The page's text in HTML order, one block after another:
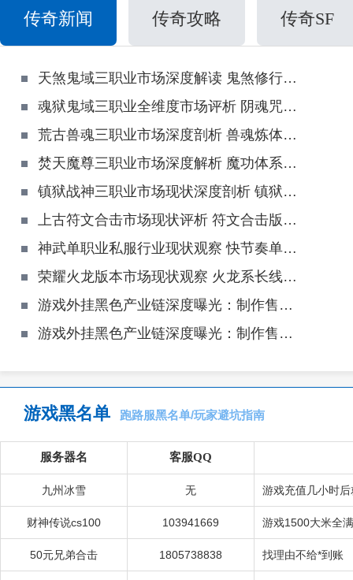
传奇新闻 传奇攻略 传奇SF
天煞鬼域三职业市场深度解读 鬼煞修行与鬼域势力乱象全景剖析
魂狱鬼域三职业全维度市场评析 阴魂咒元功法与私服行业乱象深度盘点
荒古兽魂三职业市场深度剖析 兽魂炼体功法与私服市场各类乱象全盘点
焚天魔尊三职业市场深度解析 魔功体系与行业发展现状全面解读
镇狱战神三职业市场现状深度剖析 镇狱神力玩法与行业现存痛点解读
上古符文合击市场现状评析 符文合击版本走势与游玩现存问题
神武单职业私服行业现状观察 快节奏单职业版本发展趋势与现存游玩问题
荣耀火龙版本市场现状观察 火龙系长线版本的优势与运营隐患
游戏外挂黑色产业链深度曝光：制作售卖、引流分销、服务器危害、玩家防*全解析
游戏外挂黑色产业链深度曝光：制作售卖、引流分销、服务器危害、玩家防*全解析
游戏黑名单 跑路服黑名单/玩家避坑指南
服务器名 客服QQ
九州冰雪 无 游戏充值几小时
财神传说cs100 103941669 游戏1500大米全
50元兄弟合击 1805738838 找理由不给*到账